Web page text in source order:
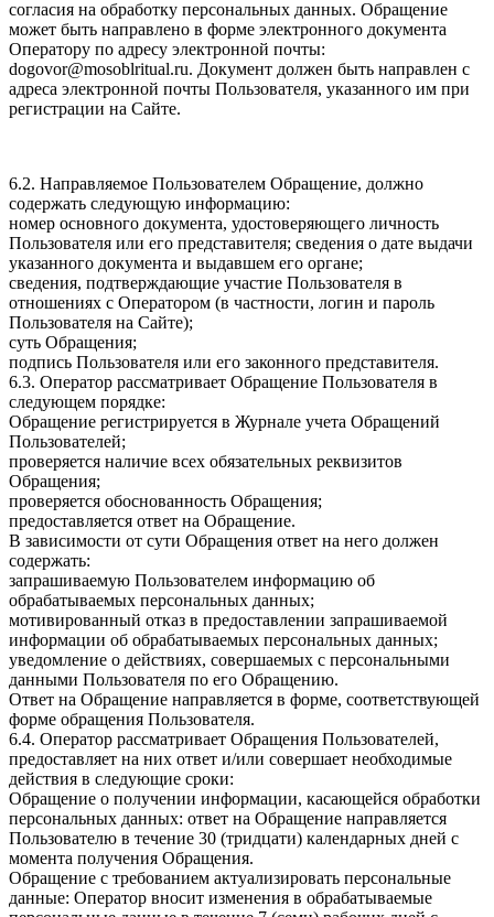
согласия на обработку персональных данных. Обращение
может быть направлено в форме электронного документа
Оператору по адресу электронной почты:
dogovor@mosoblritual.ru. Документ должен быть направлен с
адреса электронной почты Пользователя, указанного им при
регистрации на Сайте.
6.2. Направляемое Пользователем Обращение, должно
содержать следующую информацию:
номер основного документа, удостоверяющего личность
Пользователя или его представителя; сведения о дате выдачи
указанного документа и выдавшем его органе;
сведения, подтверждающие участие Пользователя в
отношениях с Оператором (в частности, логин и пароль
Пользователя на Сайте);
суть Обращения;
подпись Пользователя или его законного представителя.
6.3. Оператор рассматривает Обращение Пользователя в
следующем порядке:
Обращение регистрируется в Журнале учета Обращений
Пользователей;
проверяется наличие всех обязательных реквизитов
Обращения;
проверяется обоснованность Обращения;
предоставляется ответ на Обращение.
В зависимости от сути Обращения ответ на него должен
содержать:
запрашиваемую Пользователем информацию об
обрабатываемых персональных данных;
мотивированный отказ в предоставлении запрашиваемой
информации об обрабатываемых персональных данных;
уведомление о действиях, совершаемых с персональными
данными Пользователя по его Обращению.
Ответ на Обращение направляется в форме, соответствующей
форме обращения Пользователя.
6.4. Оператор рассматривает Обращения Пользователей,
предоставляет на них ответ и/или совершает необходимые
действия в следующие сроки:
Обращение о получении информации, касающейся обработки
персональных данных: ответ на Обращение направляется
Пользователю в течение 30 (тридцати) календарных дней с
момента получения Обращения.
Обращение с требованием актуализировать персональные
данные: Оператор вносит изменения в обрабатываемые